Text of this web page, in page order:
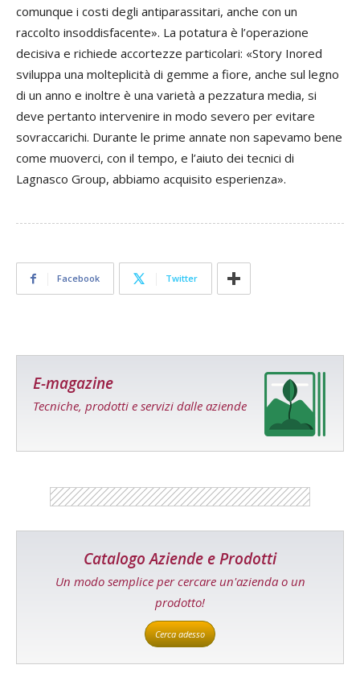
comunque i costi degli antiparassitari, anche con un
raccolto insoddisfacente». La potatura è l’operazione
decisiva e richiede accortezze particolari: «Story Inored
sviluppa una molteplicità di gemme a fiore, anche sul legno
di un anno e inoltre è una varietà a pezzatura media, si
deve pertanto intervenire in modo severo per evitare
sovraccarichi. Durante le prime annate non sapevamo bene
come muoverci, con il tempo, e l’aiuto dei tecnici di
Lagnasco Group, abbiamo acquisito esperienza».
Facebook Twitter
E-magazine
Tecniche, prodotti e servizi dalle aziende
Catalogo Aziende e Prodotti
Un modo semplice per cercare un'azienda o un
prodotto!
Cerca adesso